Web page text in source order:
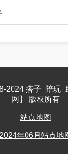
2024 搭子_陪玩_
网】 版权所有
站点地图
2024年06月站点地